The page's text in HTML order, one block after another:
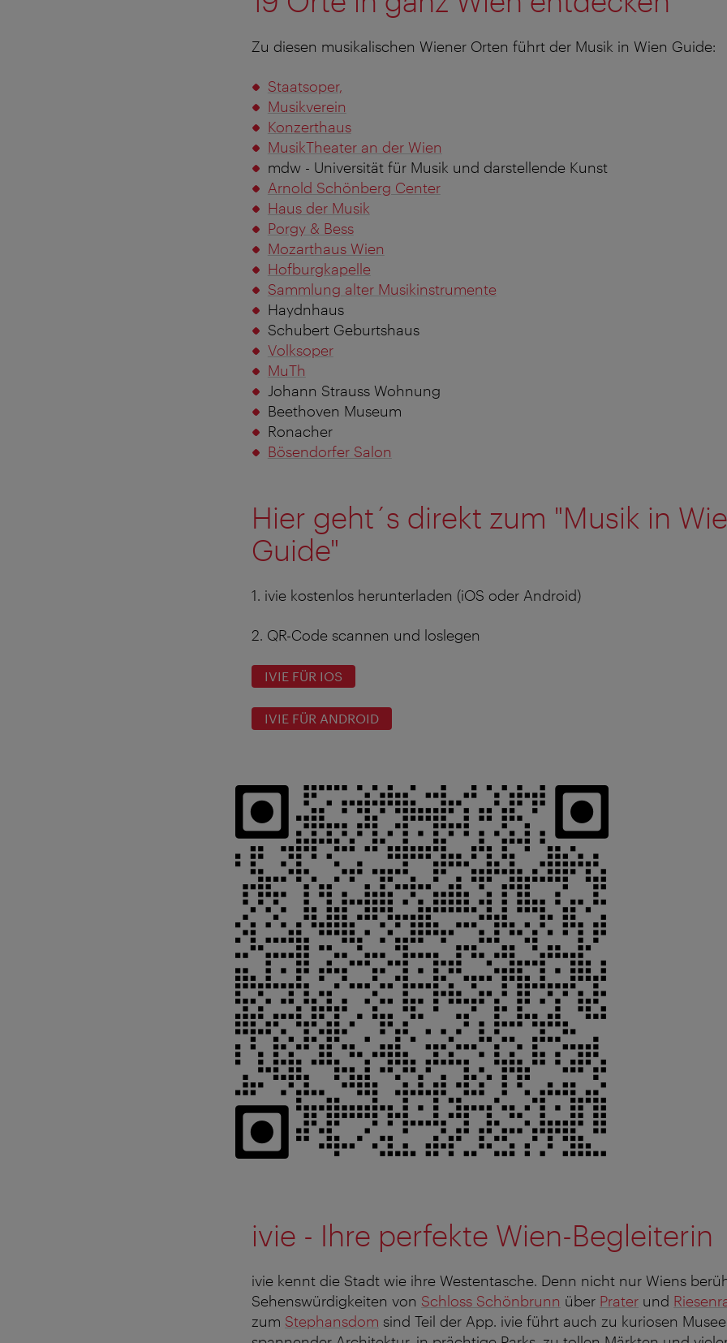
Zu diesen musikalischen Wiener Orten führt der Musik in Wien Guide:
Staatsoper,
Musikverein
Konzerthaus
MusikTheater an der Wien
mdw - Universität für Musik und darstellende Kunst
Arnold Schönberg Center
Haus der Musik
Porgy & Bess
Mozarthaus Wien
Hofburgkapelle
Sammlung alter Musikinstrumente
Haydnhaus
Schubert Geburtshaus
Volksoper
MuTh
Johann Strauss Wohnung
Beethoven Museum
Ronacher
Bösendorfer Salon
Hier geht´s direkt zum "Musik in
Guide"
1. ivie kostenlos herunterladen (iOS oder Android)
2. QR-Code scannen und loslegen
IVIE FÜR IOS
IVIE FÜR ANDROID
ivie - Ihre perfekte Wien-Begleiterin
ivie kennt die Stadt wie ihre Westentasche. Denn nicht nur Wiens
Sehenswürdigkeiten von Schloss Schönbrunn über Prater und
zum Stephansdom sind Teil der App. ivie führt auch zu kuriosen